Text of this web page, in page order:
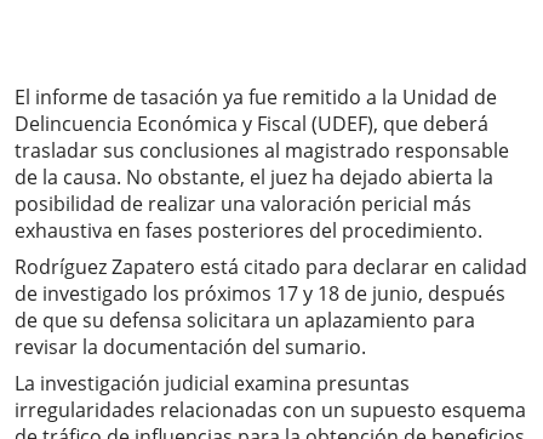
El informe de tasación ya fue remitido a la Unidad de
Delincuencia Económica y Fiscal (UDEF), que deberá
trasladar sus conclusiones al magistrado responsable
de la causa. No obstante, el juez ha dejado abierta la
posibilidad de realizar una valoración pericial más
exhaustiva en fases posteriores del procedimiento.
Rodríguez Zapatero está citado para declarar en calidad
de investigado los próximos 17 y 18 de junio, después
de que su defensa solicitara un aplazamiento para
revisar la documentación del sumario.
La investigación judicial examina presuntas
irregularidades relacionadas con un supuesto esquema